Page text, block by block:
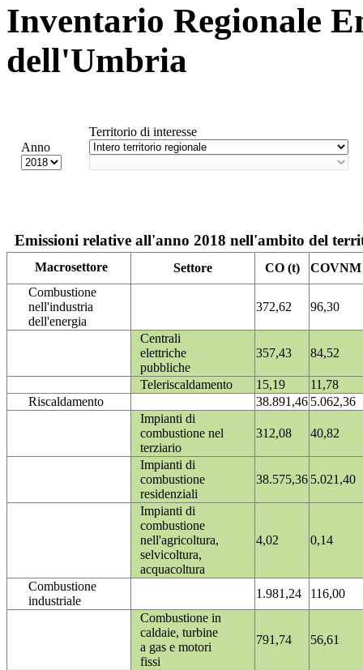
Inventario Regionale
dell'Umbria
Anno
Territorio di interesse
Emissioni relative all'anno 2018 nell'ambito del
Macrosettore Settore CO (t)
COVNM
Combustione
nell'industria
dell'energia
372,62 96,30
Centrali
elettriche
pubbliche
357,43 84,52
Teleriscaldamento 15,19
11,78
Riscaldamento
38.891,46 5.062,36
Impianti di
combustione nel
terziario
312,08 40,82
Impianti di
combustione
residenziali
38.575,36 5.021,40
Impianti di
combustione
nell'agricoltura,
selvicoltura,
acquacoltura
4,02 0,14
Combustione
industriale
1.981,24
116,00
Combustione in
caldaie, turbine
a gas e motori
fissi
791,74 56,61